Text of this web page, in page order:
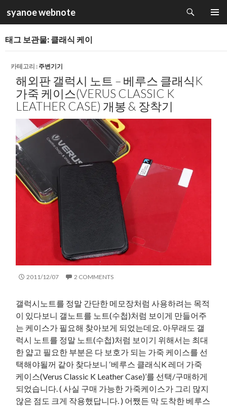
syanoe webnote
색
츠
로
건
태그 보관물: 클래식 케이
카테고리 : 주변기기
해외판 갤럭시 노트 – 베루스 클래식K
가죽 케이스(VERUS CLASSIC K
LEATHER CASE) 개봉 & 장착기
2011/12/07 2 COMMENTS
갤럭시노트를 정말 간단한 메모장처럼 사용하려는 목적
이 있다보니 갤노트를 노트(수첩)처럼 보이게 만들어주
는 케이스가 필요해 찾아보게 되었는데요. 아무래도 갤
럭시 노트를 정말 노트(수첩)처럼 보이기 위해서는 최대
한 얇고 필요한 부분은 다 보호가 되는 가죽 케이스를 선
택해야될꺼 같아 찾다보니 ‘베루스 클래식K 레더 가죽
케이스(Verus Classic K Leather Case)’를 선택/구매하게
되었습니다. ( 사실 구매 가능한 가죽케이스가 그리 많지
않은 점도 크게 작용했답니다. ) 어쨌든 막 도착한 베루스